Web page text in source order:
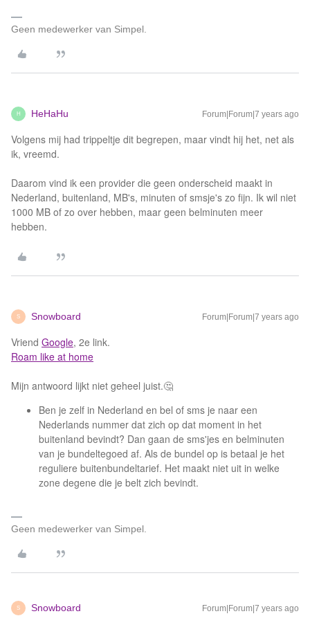
Geen medewerker van Simpel.
H HeHaHu Forum|Forum|7 years ago
Volgens mij had trippeltje dit begrepen, maar vindt hij het, net als
ik, vreemd.
Daarom vind ik een provider die geen onderscheid maakt in
Nederland, buitenland, MB's, minuten of smsje's zo fijn. Ik wil niet
1000 MB of zo over hebben, maar geen belminuten meer
hebben.
S Snowboard Forum|Forum|7 years ago
Vriend Google, 2e link.
Roam like at home
Mijn antwoord lijkt niet geheel juist.🤔
Ben je zelf in Nederland en bel of sms je naar een
Nederlands nummer dat zich op dat moment in het
buitenland bevindt? Dan gaan de sms'jes en belminuten
van je bundeltegoed af. Als de bundel op is betaal je het
reguliere buitenbundeltarief. Het maakt niet uit in welke
zone degene die je belt zich bevindt.
Geen medewerker van Simpel.
S Snowboard Forum|Forum|7 years ago